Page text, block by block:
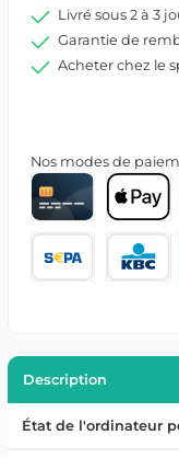
Livré sous 2 à 3
Garantie de
Acheter chez le
Nos modes de
Description
État de l'ordinateur